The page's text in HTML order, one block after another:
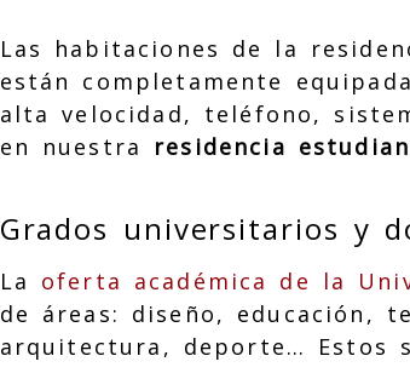
Las habitaciones de la
están completamente
alta velocidad, teléfono,
en nuestra residencia
Grados universitarios y
La oferta académica de la
de áreas: diseño, educación,
arquitectura, deporte… Estos